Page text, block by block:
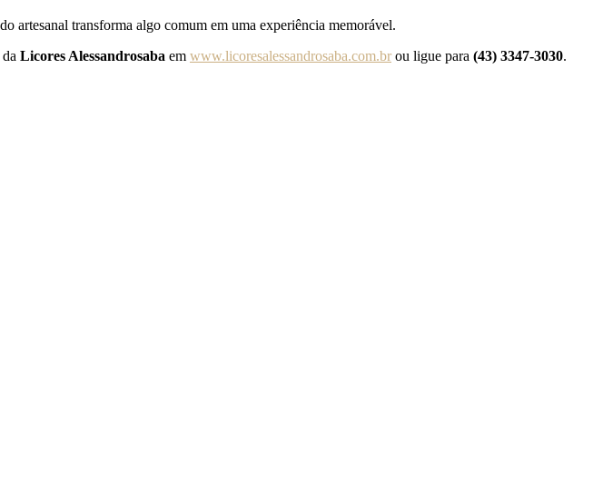
artesanal transforma algo comum em uma experiência memorável.
Licores Alessandrosaba em www.licoresalessandrosaba.com.br ou ligue para (43) 3347-3030.